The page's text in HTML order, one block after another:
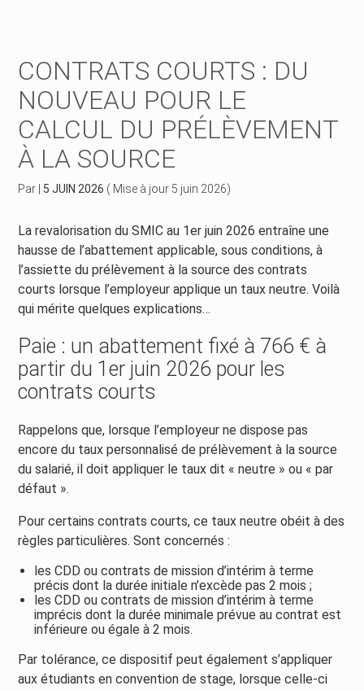
Développer votre entreprise
Construire votre patrimoine
Gérer vos ressources humaines
Dématérialiser vos documents
CONTRATS COURTS : DU
NOUVEAU POUR LE
CALCUL DU PRÉLÈVEMENT
À LA SOURCE
Par 5 JUIN 2026 ( Mise à jour 5 juin 2026)
La revalorisation du SMIC au 1er juin 2026 entraîne une
hausse de l’abattement applicable, sous conditions, à
l’assiette du prélèvement à la source des contrats
courts lorsque l’employeur applique un taux neutre. Voilà
qui mérite quelques explications…
Paie : un abattement fixé à 766 € à
partir du 1er juin 2026 pour les
contrats courts
Rappelons que, lorsque l’employeur ne dispose pas
encore du taux personnalisé de prélèvement à la source
du salarié, il doit appliquer le taux dit « neutre » ou « par
défaut ».
Pour certains contrats courts, ce taux neutre obéit à des
règles particulières. Sont concernés :
les CDD ou contrats de mission d’intérim à terme
précis dont la durée initiale n’excède pas 2 mois ;
les CDD ou contrats de mission d’intérim à terme
imprécis dont la durée minimale prévue au contrat est
inférieure ou égale à 2 mois.
Par tolérance, ce dispositif peut également s’appliquer
aux étudiants en convention de stage, lorsque celle-ci